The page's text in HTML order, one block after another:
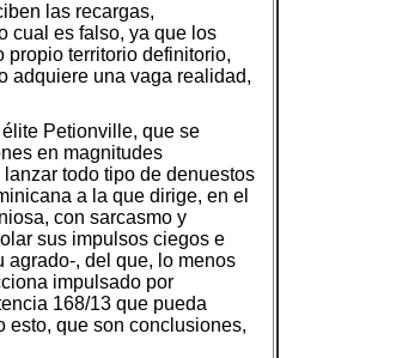
las recargas,
cual es falso, ya que los
propio territorio definitorio,
adquiere una vaga realidad,
Petionville, que se
en magnitudes
todo tipo de denuestos
a la que dirige, en el
con sarcasmo y
sus impulsos ciegos e
agrado-, del que, lo menos
impulsado por
168/13 que pueda
esto, que son conclusiones,